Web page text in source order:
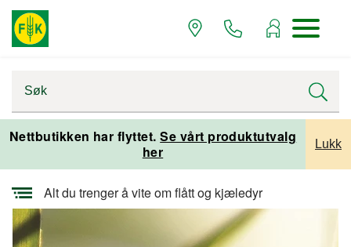
Nettbutikken har flyttet.Se vårt produktutvalg
her
Lukk
Alle artikler
Alle artikler kjæledyr
Alt du trenger å vite om flått og kjæledyr